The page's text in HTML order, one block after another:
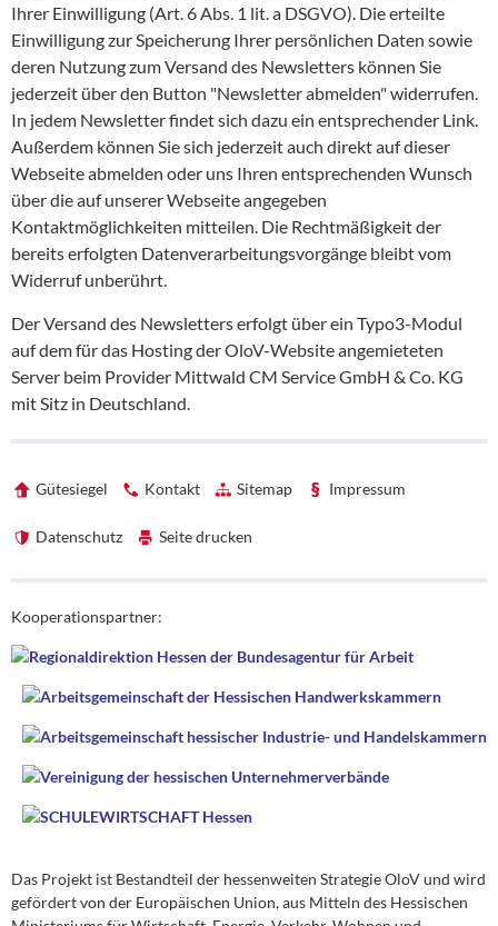
Ihrer Einwilligung (Art. 6 Abs. 1 lit. a DSGVO). Die erteilte
Einwilligung zur Speicherung Ihrer persönlichen Daten sowie
deren Nutzung zum Versand des Newsletters können Sie
jederzeit über den Button "Newsletter abmelden" widerrufen.
In jedem Newsletter findet sich dazu ein entsprechender Link.
Außerdem können Sie sich jederzeit auch direkt auf dieser
Webseite abmelden oder uns Ihren entsprechenden Wunsch
über die auf unserer Webseite angegeben
Kontaktmöglichkeiten mitteilen. Die Rechtmäßigkeit der
bereits erfolgten Datenverarbeitungsvorgänge bleibt vom
Widerruf unberührt.
Der Versand des Newsletters erfolgt über ein Typo3-Modul
auf dem für das Hosting der OloV-Website angemieteten
Server beim Provider Mittwald CM Service GmbH & Co. KG
mit Sitz in Deutschland.
Gütesiegel Kontakt Sitemap Impressum
Datenschutz Seite drucken
Förderhinweise
Kooperationspartner:
Das Projekt ist Bestandteil der hessenweiten Strategie OloV und wird
gefördert von der Europäischen Union, aus Mitteln des Hessischen